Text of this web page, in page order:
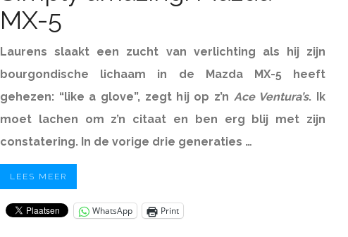
MX-5
Laurens slaakt een zucht van verlichting als hij zijn
bourgondische lichaam in de Mazda MX-5 heeft
gehezen: “like a glove”, zegt hij op z’n Ace Ventura’s. Ik
moet lachen om z’n citaat en ben erg blij met zijn
constatering. In de vorige drie generaties …
LEES MEER
WhatsApp Print